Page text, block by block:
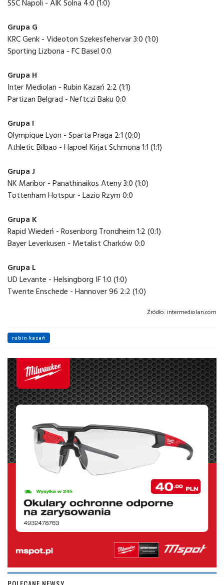
SSC Napoli - AIK Solna 4:0 (1:0)
Grupa G
KRC Genk - Videoton Szekesfehervar 3:0 (1:0)
Sporting Lizbona - FC Basel 0:0
Grupa H
Inter Mediolan - Rubin Kazań 2:2 (1:1)
Partizan Belgrad - Neftczi Baku 0:0
Grupa I
Olympique Lyon - Sparta Praga 2:1 (0:0)
Athletic Bilbao - Hapoel Kirjat Schmona 1:1 (1:1)
Grupa J
NK Maribor - Panathinaikos Ateny 3:0 (1:0)
Tottenham Hotspur - Lazio Rzym 0:0
Grupa K
Rapid Wiedeń - Rosenborg Trondheim 1:2 (0:1)
Bayer Leverkusen - Metalist Charków 0:0
Grupa L
UD Levante - Helsingborg IF 1:0 (1:0)
Twente Enschede - Hannover 96 2:2 (1:0)
Źródło: intermediolan.com
rubin kazań